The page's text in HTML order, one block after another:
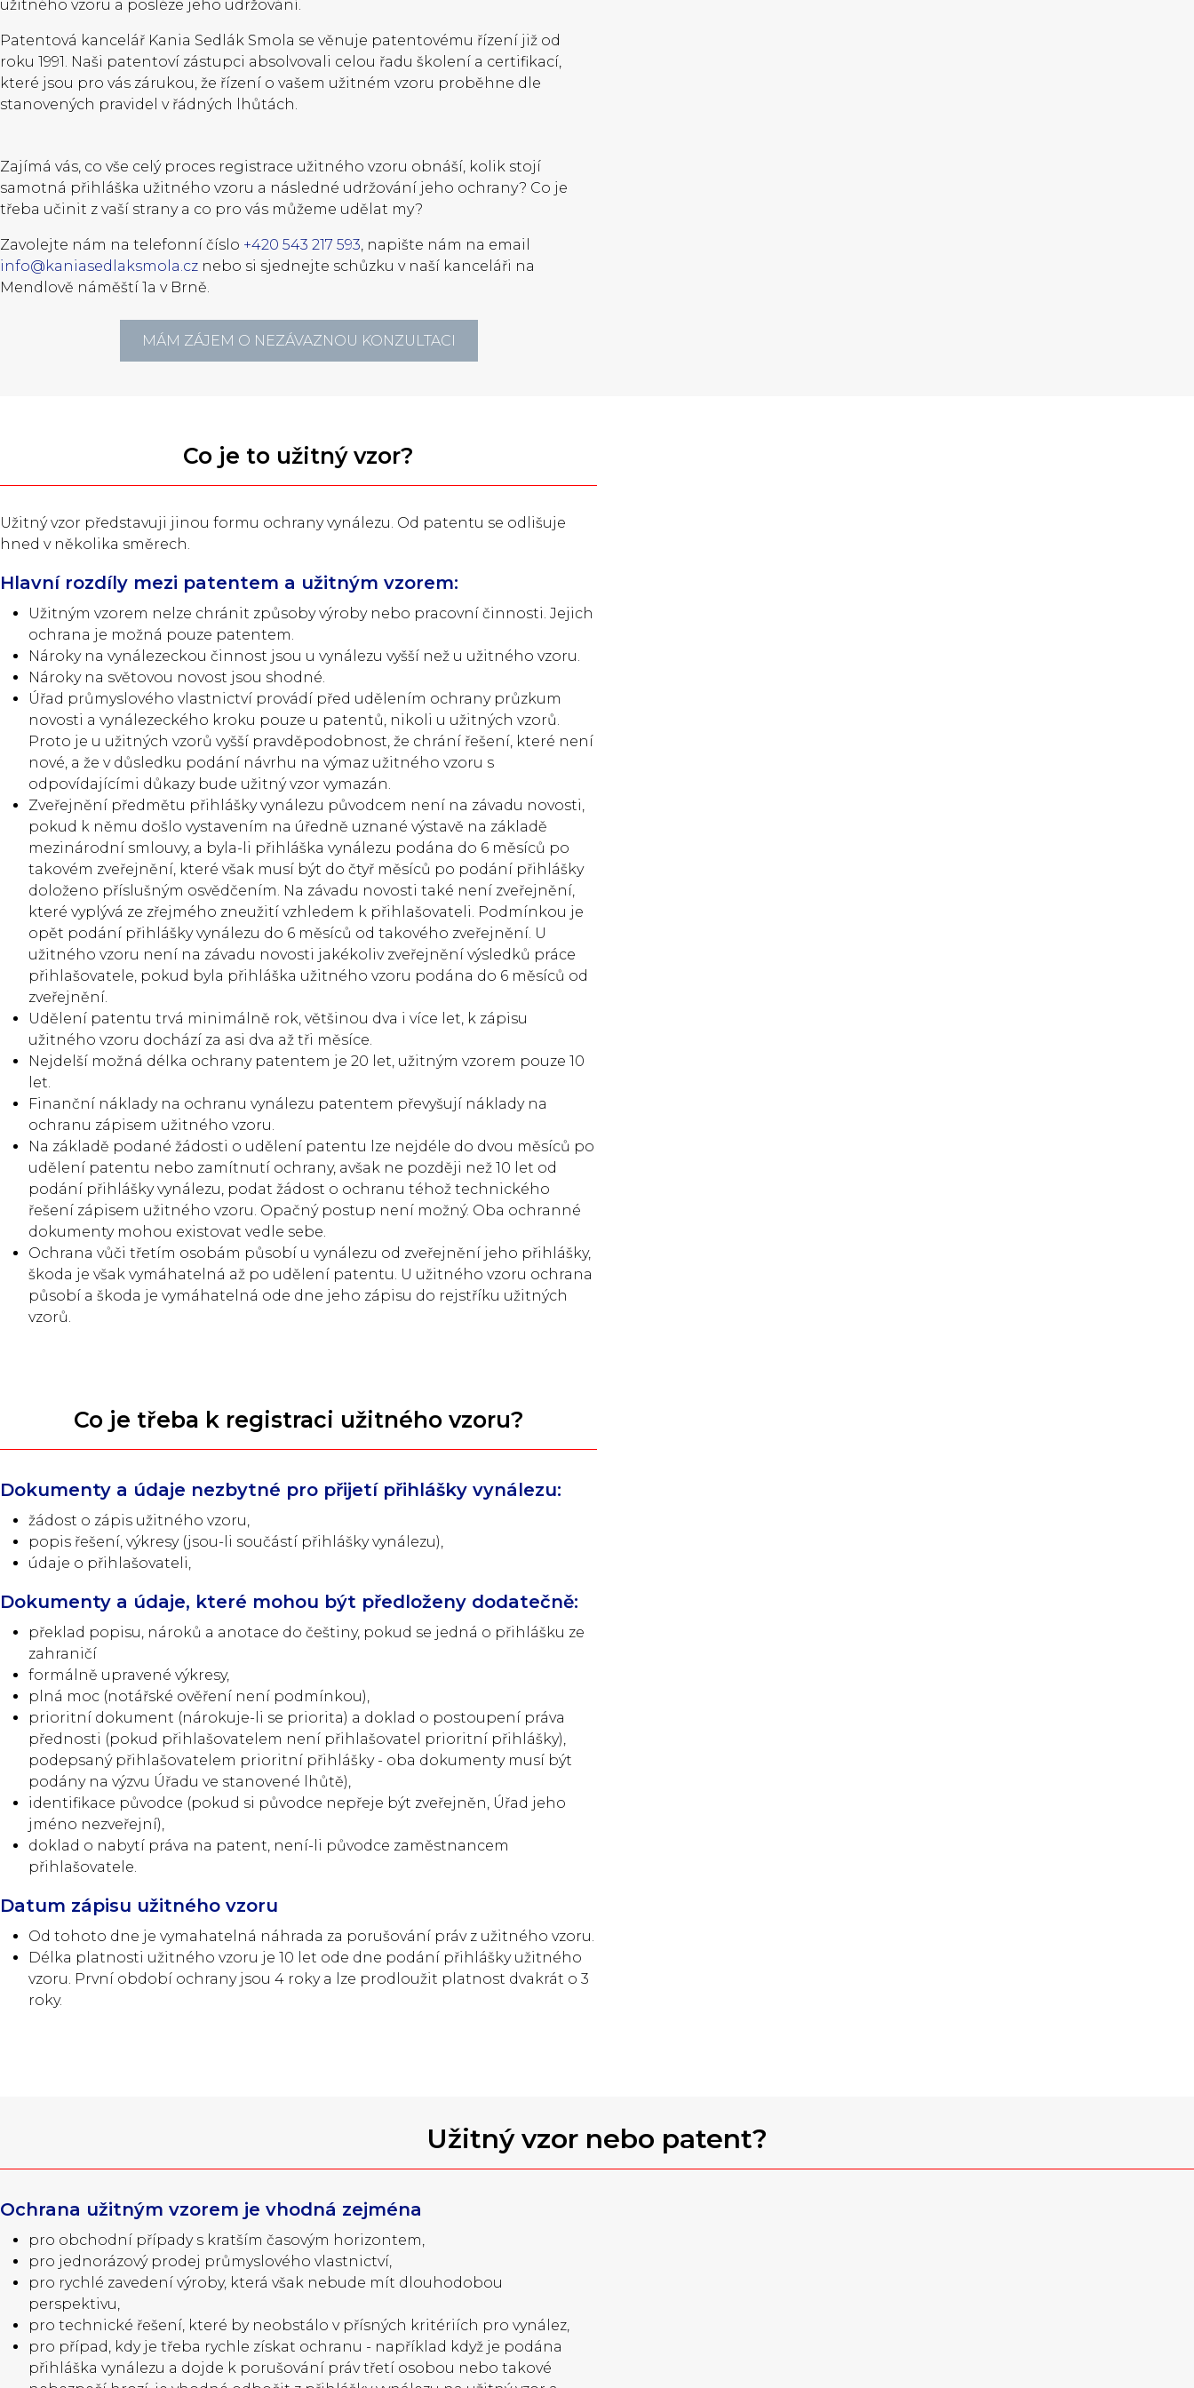
užitného vzoru a posléze jeho udržování.
Patentová kancelář Kania Sedlák Smola se věnuje patentovému řízení již od
roku 1991. Naši patentoví zástupci absolvovali celou řadu školení a certifikací,
které jsou pro vás zárukou, že řízení o vašem užitném vzoru proběhne dle
stanovených pravidel v řádných lhůtách.
Zajímá vás, co vše celý proces registrace užitného vzoru obnáší, kolik stojí
samotná přihláška užitného vzoru a následné udržování jeho ochrany? Co je
třeba učinit z vaší strany a co pro vás můžeme udělat my?
Zavolejte nám na telefonní číslo +420 543 217 593, napište nám na email
info@kaniasedlaksmola.cz nebo si sjednejte schůzku v naší kanceláři na
Mendlově náměští 1a v Brně.
MÁM ZÁJEM O NEZÁVAZNOU KONZULTACI
Co je to užitný vzor?
Užitný vzor představuji jinou formu ochrany vynálezu. Od patentu se odlišuje
hned v několika směrech.
Hlavní rozdíly mezi patentem a užitným vzorem:
Užitným vzorem nelze chránit způsoby výroby nebo pracovní činnosti. Jejich
ochrana je možná pouze patentem.
Nároky na vynálezeckou činnost jsou u vynálezu vyšší než u užitného vzoru.
Nároky na světovou novost jsou shodné.
Úřad průmyslového vlastnictví provádí před udělením ochrany průzkum
novosti a vynálezeckého kroku pouze u patentů, nikoli u užitných vzorů.
Proto je u užitných vzorů vyšší pravděpodobnost, že chrání řešení, které není
nové, a že v důsledku podání návrhu na výmaz užitného vzoru s
odpovídajícími důkazy bude užitný vzor vymazán.
Zveřejnění předmětu přihlášky vynálezu původcem není na závadu novosti,
pokud k němu došlo vystavením na úředně uznané výstavě na základě
mezinárodní smlouvy, a byla-li přihláška vynálezu podána do 6 měsíců po
takovém zveřejnění, které však musí být do čtyř měsíců po podání přihlášky
doloženo příslušným osvědčením. Na závadu novosti také není zveřejnění,
které vyplývá ze zřejmého zneužití vzhledem k přihlašovateli. Podmínkou je
opět podání přihlášky vynálezu do 6 měsíců od takového zveřejnění. U
užitného vzoru není na závadu novosti jakékoliv zveřejnění výsledků práce
přihlašovatele, pokud byla přihláška užitného vzoru podána do 6 měsíců od
zveřejnění.
Udělení patentu trvá minimálně rok, většinou dva i více let, k zápisu
užitného vzoru dochází za asi dva až tři měsíce.
Nejdelší možná délka ochrany patentem je 20 let, užitným vzorem pouze 10
let.
Finanční náklady na ochranu vynálezu patentem převyšují náklady na
ochranu zápisem užitného vzoru.
Na základě podané žádosti o udělení patentu lze nejdéle do dvou měsíců po
udělení patentu nebo zamítnutí ochrany, avšak ne později než 10 let od
podání přihlášky vynálezu, podat žádost o ochranu téhož technického
řešení zápisem užitného vzoru. Opačný postup není možný. Oba ochranné
dokumenty mohou existovat vedle sebe.
Ochrana vůči třetím osobám působí u vynálezu od zveřejnění jeho přihlášky,
škoda je však vymáhatelná až po udělení patentu. U užitného vzoru ochrana
působí a škoda je vymáhatelná ode dne jeho zápisu do rejstříku užitných
vzorů.
Co je třeba k registraci užitného vzoru?
Dokumenty a údaje nezbytné pro přijetí přihlášky vynálezu:
žádost o zápis užitného vzoru,
popis řešení, výkresy (jsou-li součástí přihlášky vynálezu),
údaje o přihlašovateli,
Dokumenty a údaje, které mohou být předloženy dodatečně:
překlad popisu, nároků a anotace do češtiny, pokud se jedná o přihlášku ze
zahraničí
formálně upravené výkresy,
plná moc (notářské ověření není podmínkou),
prioritní dokument (nárokuje-li se priorita) a doklad o postoupení práva
přednosti (pokud přihlašovatelem není přihlašovatel prioritní přihlášky),
podepsaný přihlašovatelem prioritní přihlášky - oba dokumenty musí být
podány na výzvu Úřadu ve stanovené lhůtě),
identifikace původce (pokud si původce nepřeje být zveřejněn, Úřad jeho
jméno nezveřejní),
doklad o nabytí práva na patent, není-li původce zaměstnancem
přihlašovatele.
Datum zápisu užitného vzoru
Od tohoto dne je vymahatelná náhrada za porušování práv z užitného vzoru.
Délka platnosti užitného vzoru je 10 let ode dne podání přihlášky užitného
vzoru. První období ochrany jsou 4 roky a lze prodloužit platnost dvakrát o 3
roky.
Užitný vzor nebo patent?
Ochrana užitným vzorem je vhodná zejména
pro obchodní případy s kratším časovým horizontem,
pro jednorázový prodej průmyslového vlastnictví,
pro rychlé zavedení výroby, která však nebude mít dlouhodobou
perspektivu,
pro technické řešení, které by neobstálo v přísných kritériích pro vynález,
pro případ, kdy je třeba rychle získat ochranu - například když je podána
přihláška vynálezu a dojde k porušování práv třetí osobou nebo takové